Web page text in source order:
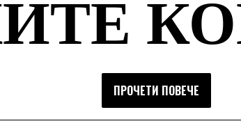
ПРОЧЕТИ ПОВЕЧЕ